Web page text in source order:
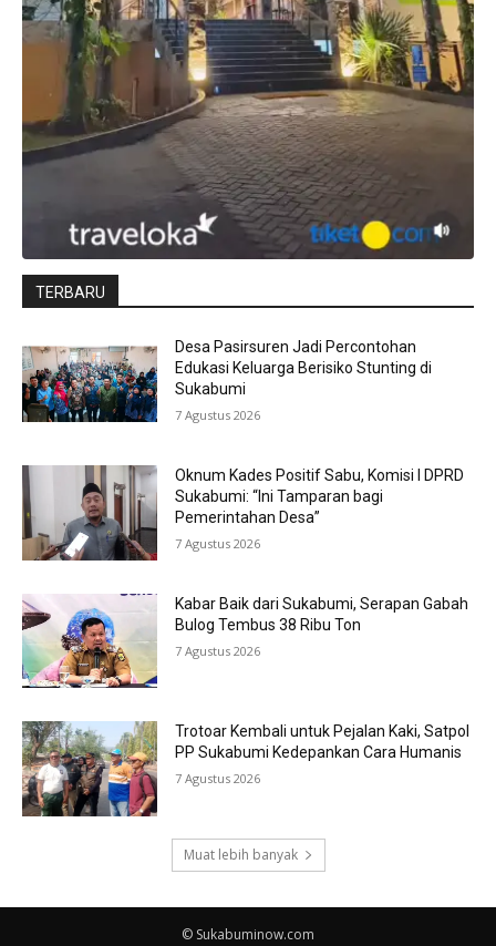
TERBARU
Desa Pasirsuren Jadi Percontohan
Edukasi Keluarga Berisiko Stunting di
Sukabumi
7 Agustus 2026
Oknum Kades Positif Sabu, Komisi I DPRD
Sukabumi: “Ini Tamparan bagi
Pemerintahan Desa”
7 Agustus 2026
Kabar Baik dari Sukabumi, Serapan Gabah
Bulog Tembus 38 Ribu Ton
7 Agustus 2026
Trotoar Kembali untuk Pejalan Kaki, Satpol
PP Sukabumi Kedepankan Cara Humanis
7 Agustus 2026
Muat lebih banyak
© Sukabuminow.com